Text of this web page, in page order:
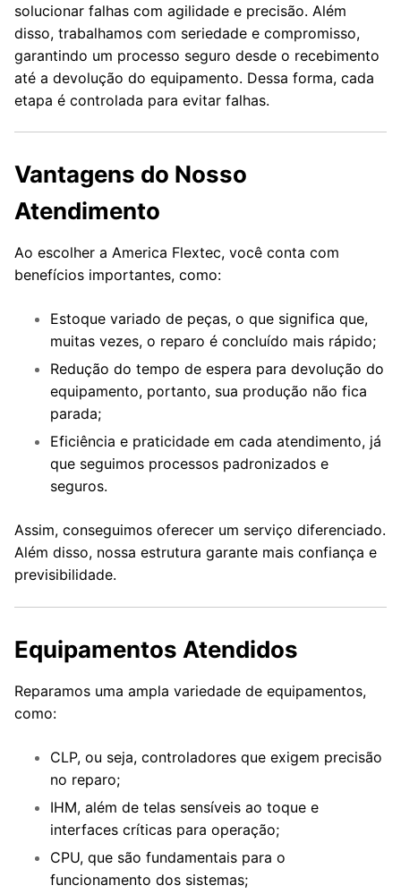
solucionar falhas com agilidade e precisão. Além
disso, trabalhamos com seriedade e compromisso,
garantindo um processo seguro desde o recebimento
até a devolução do equipamento. Dessa forma, cada
etapa é controlada para evitar falhas.
Vantagens do Nosso
Atendimento
Ao escolher a America Flextec, você conta com
benefícios importantes, como:
Estoque variado de peças, o que significa que,
muitas vezes, o reparo é concluído mais rápido;
Redução do tempo de espera para devolução do
equipamento, portanto, sua produção não fica
parada;
Eficiência e praticidade em cada atendimento, já
que seguimos processos padronizados e
seguros.
Assim, conseguimos oferecer um serviço diferenciado.
Além disso, nossa estrutura garante mais confiança e
previsibilidade.
Equipamentos Atendidos
Reparamos uma ampla variedade de equipamentos,
como:
CLP, ou seja, controladores que exigem precisão
no reparo;
IHM, além de telas sensíveis ao toque e
interfaces críticas para operação;
CPU, que são fundamentais para o
funcionamento dos sistemas;